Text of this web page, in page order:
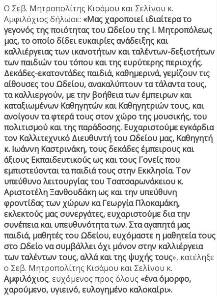
Ο Σεβ. Μητροπολίτης Κισάμου και Σελίνου κ.
Αμφιλόχιος δήλωσε: «Μας χαροποιεί ιδιαίτερα το
γεγονός της ποιότητας του Ωδείου της Ι. Μητροπόλεως
μας, το οποίο δίδει ευκαιρίες ανάδειξης και
καλλιέργειας των ικανοτήτων και ταλέντων-δεξιοτήτων
των παιδιών του τόπου και της ευρύτερης περιοχής.
Δεκάδες-εκατοντάδες παιδιά, καθημερινά, γεμίζουν τις
αίθουσες του Ωδείου, ανακαλύπτουν τα τάλαντα τους,
τα καλλιεργούν, με την βοήθεια των έμπειρων και
καταξιωμένων Καθηγητών και Καθηγητριών τους, και
ανοίγουν τα φτερά τους στον χώρο της μουσικής, του
πολιτισμού και της παράδοσης. Ευχαριστούμε εγκάρδια
τον Καλλιτεχνικό Διευθυντή του Ωδείου μας, Καθηγητή
κ. Ιωάννη Καστρινάκη, τους δεκάδες έμπειρους και
άξιους Εκπαιδευτικούς ως και τους Γονείς που
εμπιστεύονται τα παιδιά τους στην Εκκλησία. Τον
υπεύθυνο λειτουργίας του Τσατσαρωνάκειου κ.
Αριστοτέλη Ξανθουδάκη ως και την υπεύθυνη
φροντίδας των χώρων κα Γεωργία Πλοκαμάκη,
εκλεκτούς μας συνεργάτες, ευχαριστούμε δια την
συνέπεια και υπευθυνότητα των. Στα αγαπητά μας
παιδιά, μαθητές του Ωδείου, ευχόμαστε η μαθητεία τους
στο Ωδείο να συμβάλλει όχι μόνον στην καλλιέργεια
των ταλέντων τους, αλλά και της ψυχής τους», κατέληξε
ο Σεβ. Μητροπολίτης Κισάμου και Σελίνου κ.
Αμφιλόχιος, ευχόμενος προς όλους «ένα όμορφο,
χαρούμενο, υγιεινό, ευλογημένο καλοκαίρι».